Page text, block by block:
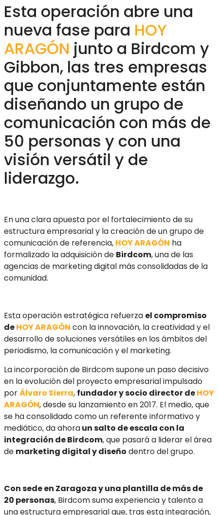
Esta operación abre una
nueva fase para HOY
ARAGÓN junto a Birdcom y
Gibbon, las tres empresas
que conjuntamente están
diseñando un grupo de
comunicación con más de
50 personas y con una
visión versátil y de
liderazgo.
En una clara apuesta por el fortalecimiento de su
estructura empresarial y la creación de un grupo de
comunicación de referencia, HOY ARAGÓN ha
formalizado la adquisición de Birdcom, una de las
agencias de marketing digital más consolidadas de la
comunidad.
Esta operación estratégica refuerza el compromiso
deHOY ARAGÓN con la innovación, la creatividad y el
desarrollo de soluciones versátiles en los ámbitos del
periodismo, la comunicación y el marketing.
La incorporación de Birdcom supone un paso decisivo
en la evolución del proyecto empresarial impulsado
porÁlvaro Sierra, fundador y socio director deHOY
ARAGÓN, desde su lanzamiento en 2017. El medio, que
se ha consolidado como un referente informativo y
mediático, da ahoraun salto de escala con la
integración de Birdcom, que pasará a liderar el área
de marketing digital y diseño dentro del grupo.
Con sede en Zaragoza y una plantilla de más de
20 personas, Birdcom suma experiencia y talento a
una estructura empresarial que, tras esta integración,